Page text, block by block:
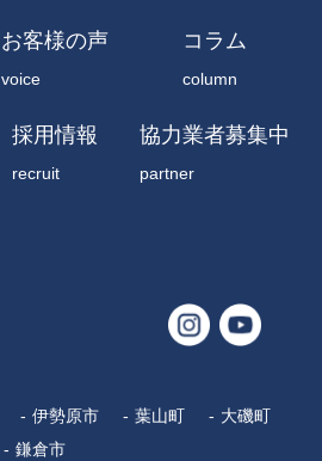
お客様の声
voice
コラム
column
採用情報
recruit
協力業者募集中
partner
伊勢原市 葉山町
大磯町
鎌倉市